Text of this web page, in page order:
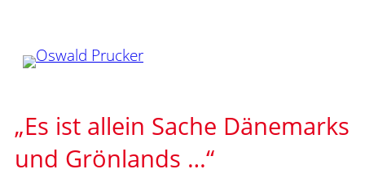
springen
„Es ist allein Sache Dänemarks
und Grönlands …“